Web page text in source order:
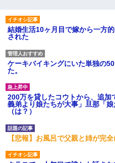
結婚生活10ヶ月目で嫁から一方
された
ケーキバイキングにいた単独の
た。
200万を貸したコウトから、追加
義弟より娘たちが大事」旦那「
（は？）
【悲報】お風呂で父親と姉が完